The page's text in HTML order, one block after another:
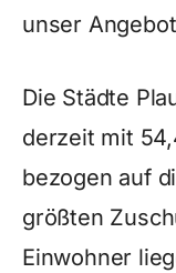
unser
Die Städte
derzeit mit
bezogen auf
größten
Einwohner